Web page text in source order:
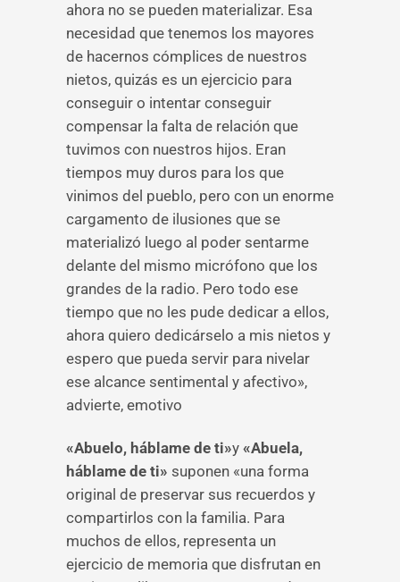
ahora no se pueden materializar. Esa
necesidad que tenemos los mayores
de hacernos cómplices de nuestros
nietos, quizás es un ejercicio para
conseguir o intentar conseguir
compensar la falta de relación que
tuvimos con nuestros hijos. Eran
tiempos muy duros para los que
vinimos del pueblo, pero con un enorme
cargamento de ilusiones que se
materializó luego al poder sentarme
delante del mismo micrófono que los
grandes de la radio. Pero todo ese
tiempo que no les pude dedicar a ellos,
ahora quiero dedicárselo a mis nietos y
espero que pueda servir para nivelar
ese alcance sentimental y afectivo»,
advierte, emotivo
«Abuelo, háblame de ti»y «Abuela,
háblame de ti» suponen «una forma
original de preservar sus recuerdos y
compartirlos con la familia. Para
muchos de ellos, representa un
ejercicio de memoria que disfrutan en